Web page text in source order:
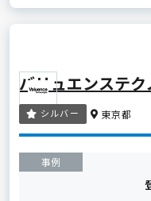
バリュエンステ
シルバー 東京都
事例